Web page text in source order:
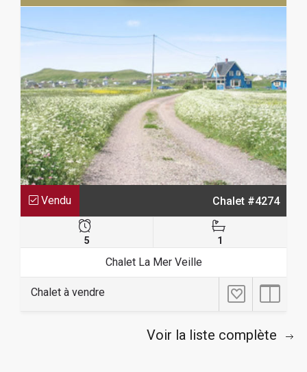
Vendu Chalet #4274
5 1
Chalet La Mer Veille
Chalet à vendre
Voir la liste complète